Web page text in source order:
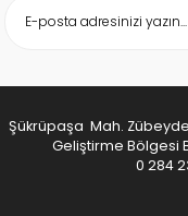
Şükrüpaşa Mah.
Geliştirme Bölgesi
0 284